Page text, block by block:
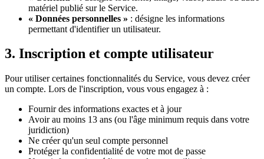
matériel publié sur le Service.
« Données personnelles » : désigne les informations
permettant d'identifier un utilisateur.
3. Inscription et compte utilisateur
Pour utiliser certaines fonctionnalités du Service, vous devez créer
un compte. Lors de l'inscription, vous vous engagez à :
Fournir des informations exactes et à jour
Avoir au moins 13 ans (ou l'âge minimum requis dans votre
juridiction)
Ne créer qu'un seul compte personnel
Protéger la confidentialité de votre mot de passe